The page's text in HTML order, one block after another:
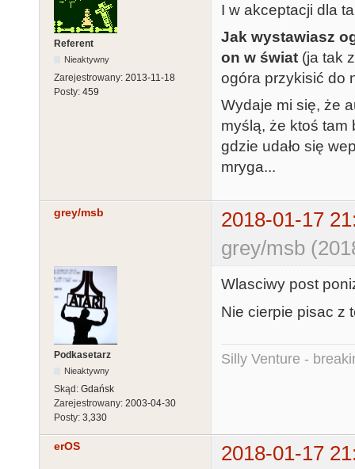
Referent
Nieaktywny
Zarejestrowany: 2013-11-18
Posty: 459
I w akceptacji dla
Jak wystawiasz
on w świat (ja tak
ogóra przykisić do
Wydaje mi się, że
myślą, że ktoś tam
gdzie udało się
mryga...
grey/msb
2018-01-17
grey/msb
Podkasetarz
Nieaktywny
Skąd: Gdańsk
Zarejestrowany: 2003-04-30
Posty: 3,330
Wlasciwy post
Nie cierpie pisac z
Silly Venture -
erOS
2018-01-17